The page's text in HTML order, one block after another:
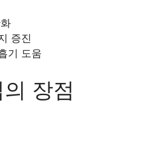
증진
기 도움
장점